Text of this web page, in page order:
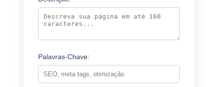
Palavras-Chave: